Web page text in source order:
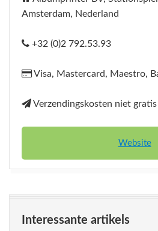
Amsterdam, Nederland
+32 (0)2 792.53.93
Visa, Mastercard, Maestro,
Verzendingskosten niet gratis
Website
Interessante artikels